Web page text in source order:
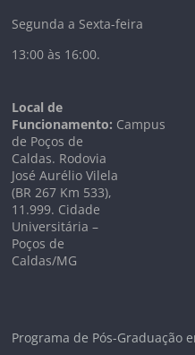
Segunda a Sexta-feira
13:00 às 16:00.
Local de
Funcionamento: Campus
de Poços de
Caldas. Rodovia
José Aurélio Vilela
(BR 267 Km 533),
11.999. Cidade
Universitária –
Poços de
Caldas/MG
Programa de Pós-Graduação